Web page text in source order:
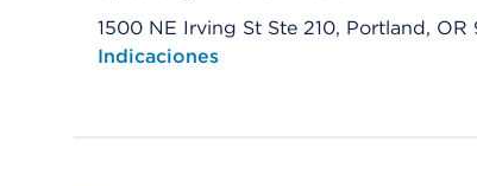
1500 NE Irving St Ste 210, Portland, OR
Opens native map application on mobile
Indicaciones